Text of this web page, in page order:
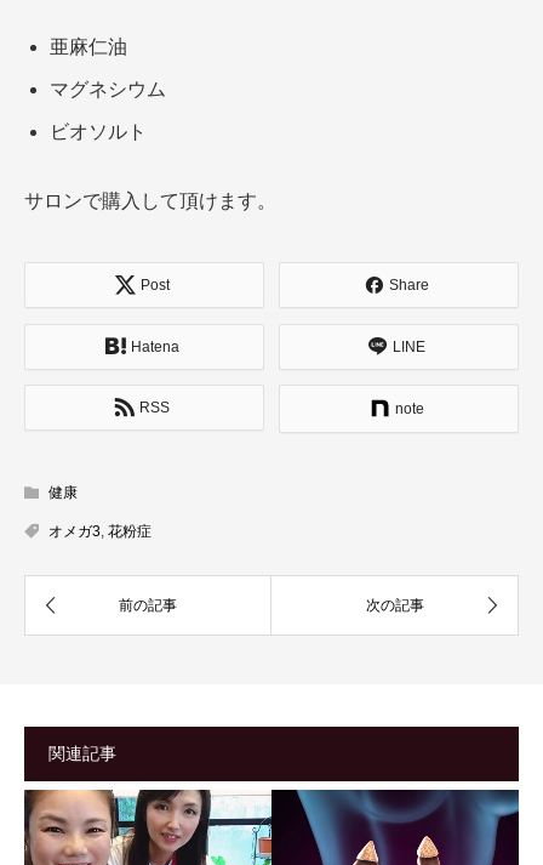
亜麻仁油
マグネシウム
ビオソルト
サロンで購入して頂けます。
Post Share
Hatena LINE
RSS note
健康
オメガ3, 花粉症
関連記事